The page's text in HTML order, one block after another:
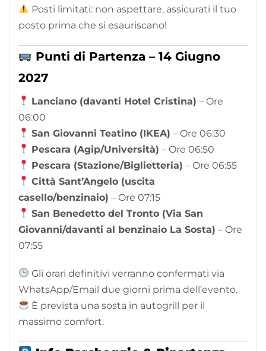
Posti limitati: non aspettare, assicurati il tuo
posto prima che si esauriscano!
Punti di Partenza – 14 Giugno
2027
Lanciano (davanti Hotel Cristina) – Ore
06:00
San Giovanni Teatino (IKEA) – Ore 06:30
Pescara (Agip/Università) – Ore 06:50
Pescara (Stazione/Biglietteria) – Ore 06:55
Città Sant’Angelo (uscita
casello/benzinaio) – Ore 07:15
San Benedetto del Tronto (Via San
Giovanni/davanti al benzinaio La Sosta) – Ore
07:55
Gli orari definitivi verranno confermati via
WhatsApp/Email due giorni prima dell’evento.
È prevista una sosta in autogrill per il
massimo comfort.